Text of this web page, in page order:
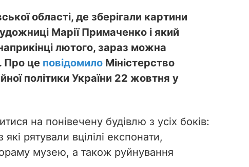
області, де зберігали картини
Марії Примаченко і який
лютого, зараз можна
Про це повідомило Міністерство
політики України 22 жовтня у
на понівечену будівлю з усіх боків:
рятували вцілілі експонати,
музею, а також руйнування